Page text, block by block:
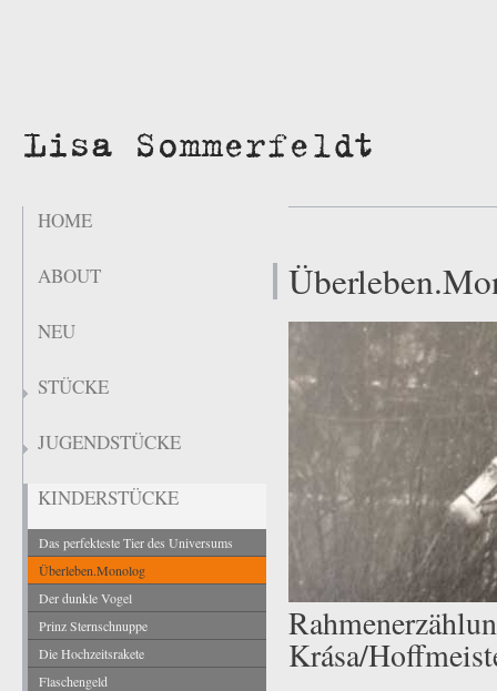
HOME
ABOUT
NEU
STÜCKE
JUGENDSTÜCKE
KINDERSTÜCKE
Das perfekteste Tier des Universums
Überleben.Monolog
Der dunkle Vogel
Prinz Sternschnuppe
Die Hochzeitsrakete
Flaschengeld
Krása/